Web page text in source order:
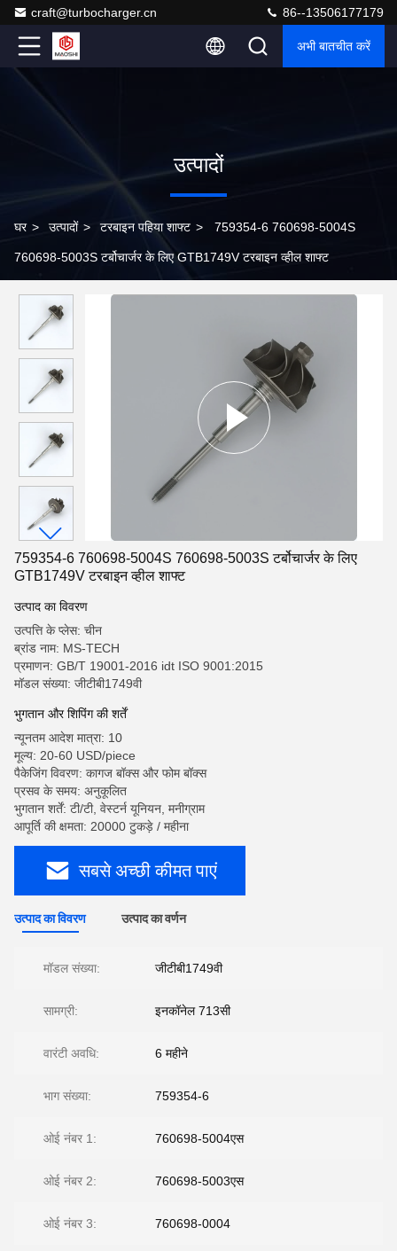
craft@turbocharger.cn 86--13506177179
अभी बातचीत करें
उत्पादों
घर > उत्पादों > टरबाइन पहिया शाफ्ट > 759354-6 760698-5004S
760698-5003S टर्बोचार्जर के लिए GTB1749V टरबाइन व्हील शाफ्ट
759354-6 760698-5004S 760698-5003S टर्बोचार्जर के लिए
GTB1749V टरबाइन व्हील शाफ्ट
उत्पाद का विवरण
उत्पत्ति के प्लेस: चीन
ब्रांड नाम: MS-TECH
प्रमाणन: GB/T 19001-2016 idt ISO 9001:2015
मॉडल संख्या: जीटीबी1749वी
भुगतान और शिपिंग की शर्तें
न्यूनतम आदेश मात्रा: 10
मूल्य: 20-60 USD/piece
पैकेजिंग विवरण: कागज बॉक्स और फोम बॉक्स
प्रसव के समय: अनुकूलित
भुगतान शर्तें: टी/टी, वेस्टर्न यूनियन, मनीग्राम
आपूर्ति की क्षमता: 20000 टुकड़े / महीना
सबसे अच्छी कीमत पाएं
उत्पाद का विवरण उत्पाद का वर्णन
मॉडल संख्या: जीटीबी1749वी
सामग्री: इनकॉनेल 713सी
वारंटी अवधि: 6 महीने
भाग संख्या: 759354-6
ओई नंबर 1: 760698-5004एस
ओई नंबर 2: 760698-5003एस
ओई नंबर 3: 760698-0004